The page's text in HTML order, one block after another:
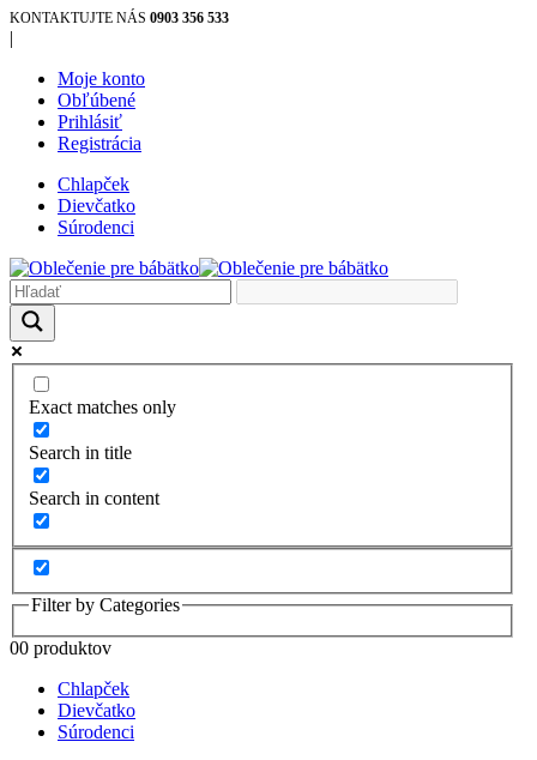
KONTAKTUJTE NÁS 0903 356 533
|
Moje konto
Obľúbené
Prihlásiť
Registrácia
Chlapček
Dievčatko
Súrodenci
Exact matches only
Search in title
Search in content
Filter by Categories
00 produktov
Chlapček
Dievčatko
Súrodenci